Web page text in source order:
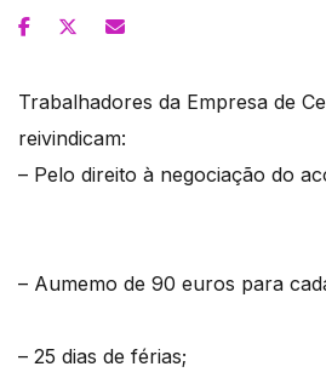
Trabalhadores da Empresa de
reivindicam:
– Pelo direito à negociação do
– Aumemo de 90 euros para
– 25 dias de férias;